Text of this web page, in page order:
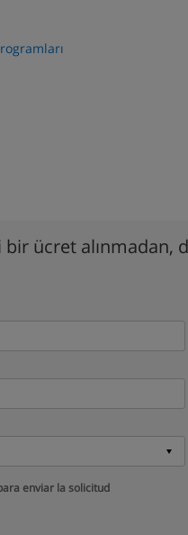
bir ücret
enviar la solicitud